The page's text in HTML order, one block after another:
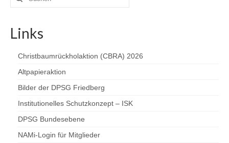
nach:
Links
Christbaumrückholaktion (CBRA) 2026
Altpapieraktion
Bilder der DPSG Friedberg
Institutionelles Schutzkonzept – ISK
DPSG Bundesebene
NAMi-Login für Mitglieder